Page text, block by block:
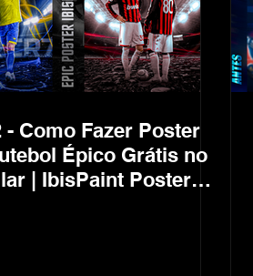
Inteligência Artificial
- Como Fazer Poster
Épico Grátis no
| IbisPaint Poster